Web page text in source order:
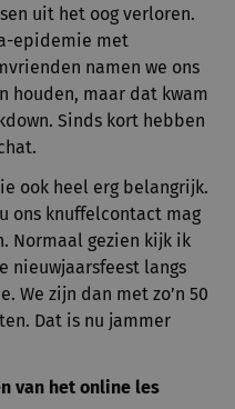
uit het oog verloren.
epidemie met
namen we ons
houden, maar dat kwam
Sinds kort hebben
ook heel erg belangrijk.
ons knuffelcontact mag
Normaal gezien kijk ik
nieuwjaarsfeest langs
We zijn dan met zo’n 50
Dat is nu jammer
van het online les